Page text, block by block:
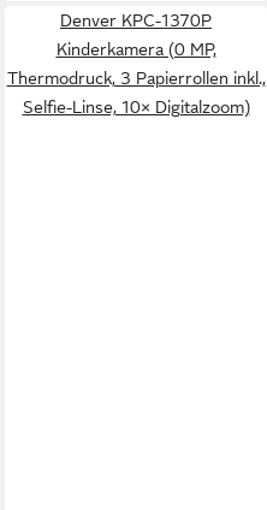
Denver KPC-1370P
Kinderkamera (0 MP,
Thermodruck, 3 Papierrollen inkl.,
Selfie-Linse, 10× Digitalzoom)